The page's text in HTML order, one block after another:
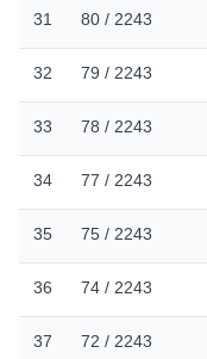
31 80 / 2243
32 79 / 2243
33 78 / 2243
34 77 / 2243
35 75 / 2243
36 74 / 2243
37 72 / 2243